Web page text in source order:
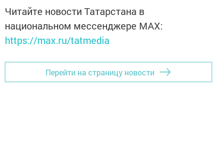
Читайте новости Татарстана в
национальном мессенджере MАХ:
https://max.ru/tatmedia
Перейти на страницу новости